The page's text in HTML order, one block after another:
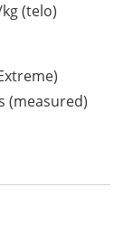
(telo)
(measured)